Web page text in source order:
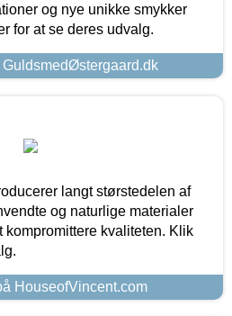
og nye unikke smykker
for at se deres udvalg.
langt størstedelen af
og naturlige materialer
kompromittere kvaliteten. Klik
HouseofVincent.com